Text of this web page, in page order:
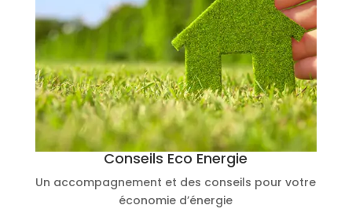
Conseils Eco Energie
Un accompagnement et des conseils pour votre
économie d’énergie